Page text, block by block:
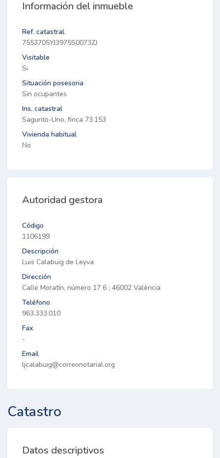
Información del inmueble
Ref. catastral
7553705YJ3975S0073ZJ
Visitable
Si
Situación posesoria
Sin ocupantes
Ins. catastral
Sagunto-Uno, finca 73.153
Vivienda habitual
No
Autoridad gestora
Código
1106199
Descripción
Luis Calabuig de Leyva
Dirección
Calle Moratín, número 17 6 ; 46002 València
Teléfono
963.333.010
Fax
-
Email
ljcalabuig@correonotarial.org
Catastro
Datos descriptivos